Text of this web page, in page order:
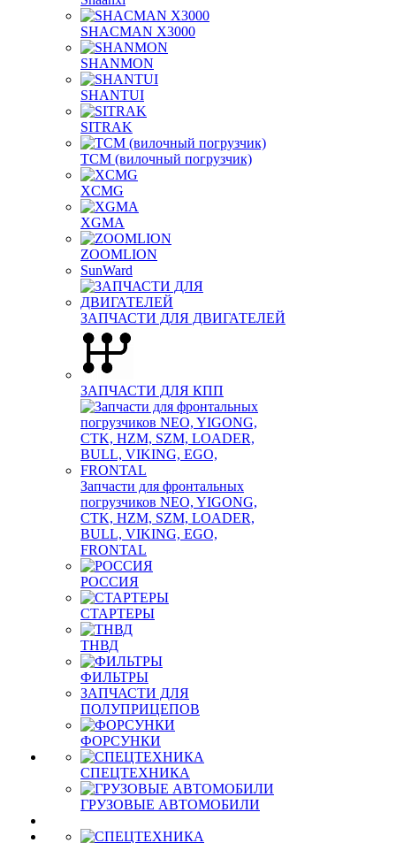
SHACMAN X3000
SHANMON
SHANTUI
SITRAK
TCM (вилочный погрузчик)
XCMG
XGMA
ZOOMLION
SunWard
ЗАПЧАСТИ ДЛЯ ДВИГАТЕЛЕЙ
ЗАПЧАСТИ ДЛЯ КПП
Запчасти для фронтальных
погрузчиков NEO, YIGONG,
CTK, HZM, SZM, LOADER,
BULL, VIKING, EGO,
FRONTAL
РОССИЯ
СТАРТЕРЫ
ТНВД
ФИЛЬТРЫ
ЗАПЧАСТИ ДЛЯ
ПОЛУПРИЦЕПОВ
ФОРСУНКИ
СПЕЦТЕХНИКА
ГРУЗОВЫЕ АВТОМОБИЛИ